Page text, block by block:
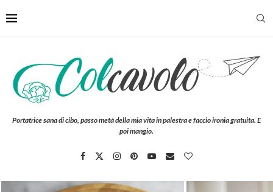
Portatrice sana di cibo, passo metà della mia vita in palestra e faccio ironia gratuita. E
poi mangio.